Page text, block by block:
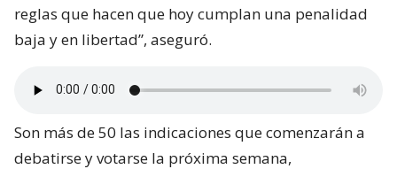
reglas que hacen que hoy cumplan una penalidad
baja y en libertad”, aseguró.
Son más de 50 las indicaciones que comenzarán a
debatirse y votarse la próxima semana,